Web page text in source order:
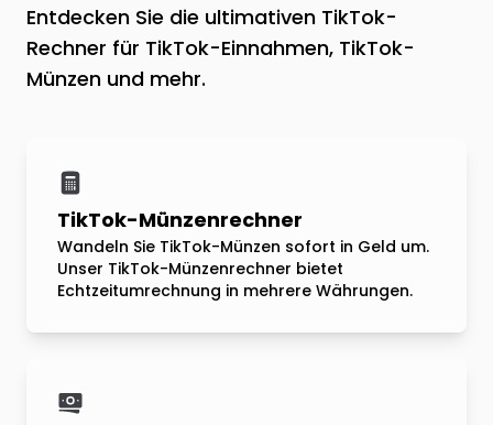
Entdecken Sie die ultimativen TikTok-
Rechner für TikTok-Einnahmen, TikTok-
Münzen und mehr.
TikTok-Münzenrechner
Wandeln Sie TikTok-Münzen sofort in Geld um.
Unser TikTok-Münzenrechner bietet
Echtzeitumrechnung in mehrere Währungen.